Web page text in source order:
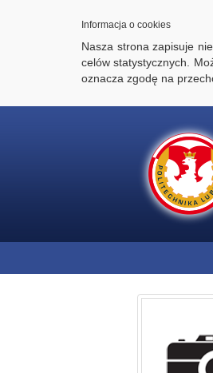
Informacja o cookies
Nasza strona zapisuje
celów statystycznych.
oznacza zgodę na